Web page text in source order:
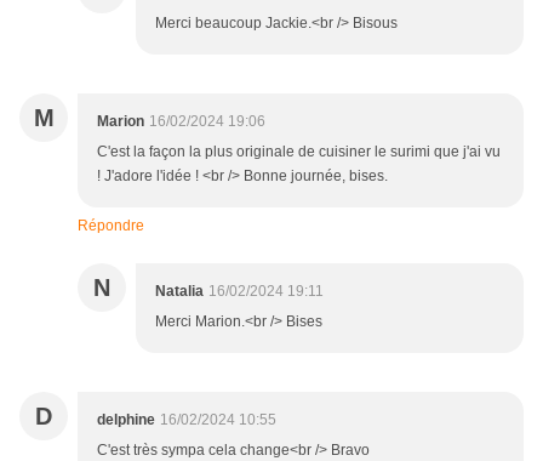
Merci beaucoup Jackie.<br /> Bisous
M Marion 16/02/2024 19:06
C'est la façon la plus originale de cuisiner le surimi que j'ai vu
! J'adore l'idée ! <br /> Bonne journée, bises.
Répondre
N Natalia 16/02/2024 19:11
Merci Marion.<br /> Bises
D delphine 16/02/2024 10:55
C'est très sympa cela change<br /> Bravo